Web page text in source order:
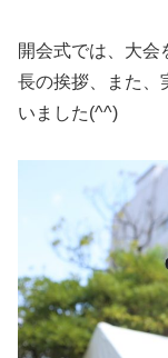
開会式では、大会
長の挨拶、また、
いました(^^)